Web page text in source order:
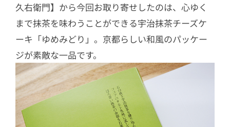
久右衛門】から今回お取り寄せしたのは、心ゆく
まで抹茶を味わうことができる宇治抹茶チーズケ
ーキ「ゆめみどり」。京都らしい和風のパッケー
ジが素敵な一品です。